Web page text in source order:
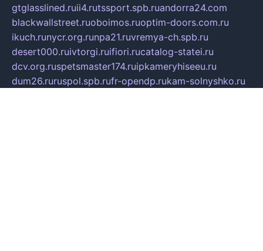
gtglasslined.ruii4.rutssport.spb.ruandorra24.com
blackwallstreet.ruoboimos.ruoptim-doors.com.ru
ikuch.runycr.org.runpa21.ruvremya-ch.spb.ru
desert000.ruivtorgi.ruifiori.rucatalog-statei.ru
dcv.org.ruspetsmaster174.ruipkameryhiseeu.ru
dum26.ruruspol.spb.rufr-opendp.rukam-solnyshko.ru